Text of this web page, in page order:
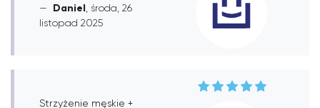
Daniel , środa, 26
listopad 2025
Strzyżenie męskie +